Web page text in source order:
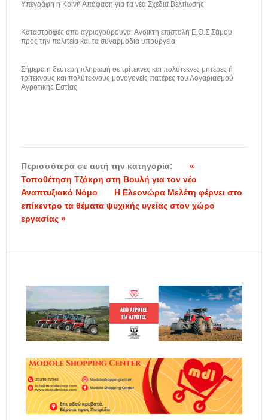
Υπεγράφη η Κοινή Απόφαση για τα νέα Σχέδια Βελτίωσης
Καταστροφές από αγριογούρουνα: Ανοικτή επιστολή Ε.Ο.Σ Σάμου
προς την πολιτεία και τα συναρμόδια υπουργεία
Σήμερα η δεύτερη πληρωμή σε τρίτεκνες και πολύτεκνες μητέρες ή
τρίτεκνους και πολύτεκνους μονογονείς πατέρες του Λογαριασμού
Αγροτικής Εστίας
Περισσότερα σε αυτή την κατηγορία:
«
Τοποθέτηση Τζάκρη στη Βουλή για τον νέο
Αναπτυξιακό Νόμο
Η Ελεονώρα Μελέτη φέρνει στο
επίκεντρο τα θέματα ψυχικής υγείας στον χώρο
εργασίας »